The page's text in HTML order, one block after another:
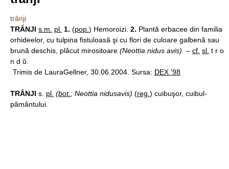
trânji
TRẤNJI s.m. pl. 1. (pop. ) Hemoroizi. 2. Plantă erbacee din familia
orhideelor, cu tulpina fistuloasă şi cu flori de culoare galbenă sau
brună deschis, plăcut mirositoare (Neottia nidus avis). – cf. sl. t r o
n d ŭ.
Trimis de LauraGellner, 30.06.2004. Sursa: DEX '98
TRÂNJI s. pl. (bot. ; Neottia nidusavis) (reg. ) cuibuşor, cuibul-
pământului.